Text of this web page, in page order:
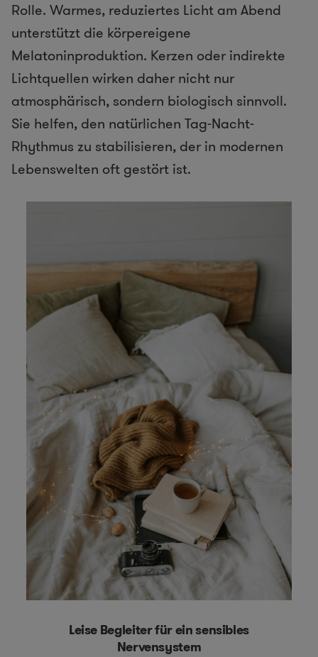
Rolle. Warmes, reduziertes Licht am Abend
unterstützt die körpereigene
Melatoninproduktion. Kerzen oder indirekte
Lichtquellen wirken daher nicht nur
atmosphärisch, sondern biologisch sinnvoll.
Sie helfen, den natürlichen Tag-Nacht-
Rhythmus zu stabilisieren, der in modernen
Lebenswelten oft gestört ist.
Leise Begleiter für ein sensibles
Nervensystem